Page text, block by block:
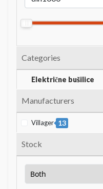
Categories
Električne bušilice
Manufacturers
Villager 13
Stock